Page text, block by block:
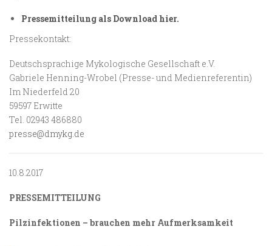
Pressemitteilung als Download hier.
Pressekontakt:
Deutschsprachige Mykologische Gesellschaft e.V.
Gabriele Henning-Wrobel (Presse- und Medienreferentin)
Im Niederfeld 20
59597 Erwitte
Tel. 02943 486880
presse@dmykg.de
10.8.2017
PRESSEMITTEILUNG
Pilzinfektionen – brauchen mehr Aufmerksamkeit